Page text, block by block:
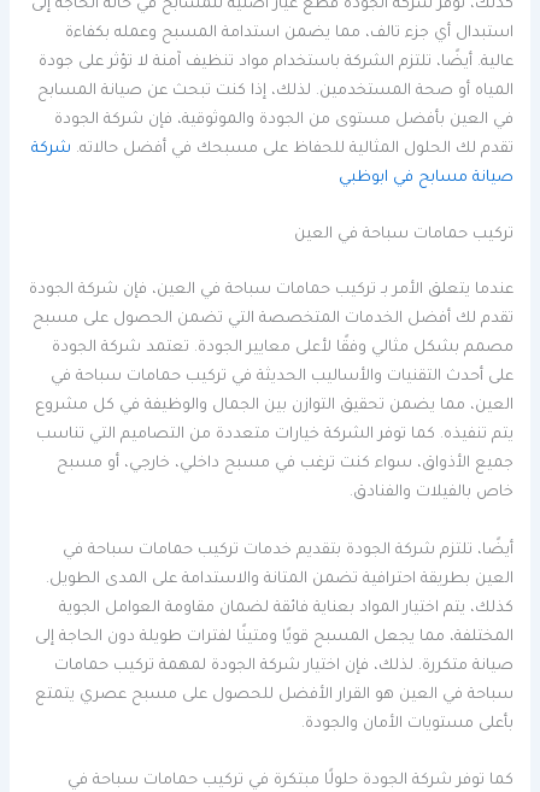
كذلك، توفر شركة الجودة قطع غيار أصلية للمسابح في حالة الحاجة إلى
استبدال أي جزء تالف، مما يضمن استدامة المسبح وعمله بكفاءة
عالية. أيضًا، تلتزم الشركة باستخدام مواد تنظيف آمنة لا تؤثر على جودة
المياه أو صحة المستخدمين. لذلك، إذا كنت تبحث عن صيانة المسابح
في العين بأفضل مستوى من الجودة والموثوقية، فإن شركة الجودة
تقدم لك الحلول المثالية للحفاظ على مسبحك في أفضل حالاته. شركة
صيانة مسابح في ابوظبي
تركيب حمامات سباحة في العين
عندما يتعلق الأمر بـ تركيب حمامات سباحة في العين، فإن شركة الجودة
تقدم لك أفضل الخدمات المتخصصة التي تضمن الحصول على مسبح
مصمم بشكل مثالي وفقًا لأعلى معايير الجودة. تعتمد شركة الجودة
على أحدث التقنيات والأساليب الحديثة في تركيب حمامات سباحة في
العين، مما يضمن تحقيق التوازن بين الجمال والوظيفة في كل مشروع
يتم تنفيذه. كما توفر الشركة خيارات متعددة من التصاميم التي تناسب
جميع الأذواق، سواء كنت ترغب في مسبح داخلي، خارجي، أو مسبح
خاص بالفيلات والفنادق.
أيضًا، تلتزم شركة الجودة بتقديم خدمات تركيب حمامات سباحة في
العين بطريقة احترافية تضمن المتانة والاستدامة على المدى الطويل.
كذلك، يتم اختيار المواد بعناية فائقة لضمان مقاومة العوامل الجوية
المختلفة، مما يجعل المسبح قويًا ومتينًا لفترات طويلة دون الحاجة إلى
صيانة متكررة. لذلك، فإن اختيار شركة الجودة لمهمة تركيب حمامات
سباحة في العين هو القرار الأفضل للحصول على مسبح عصري يتمتع
بأعلى مستويات الأمان والجودة.
كما توفر شركة الجودة حلولًا مبتكرة في تركيب حمامات سباحة في